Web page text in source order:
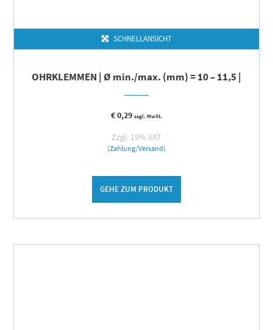
SCHNELLANSICHT
OHRKLEMMEN | Ø min./max. (mm) = 10 – 11,5 |
€0,29 zzgl. MwSt.
Zzgl. 19% VAT
(Zahlung/Versand)
GEHE ZUM PRODUKT